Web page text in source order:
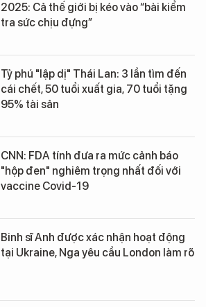
2025: Cả thế giới bị kéo vào “bài kiểm
tra sức chịu đựng”
Tỷ phú "lập dị" Thái Lan: 3 lần tìm đến
cái chết, 50 tuổi xuất gia, 70 tuổi tặng
95% tài sản
CNN: FDA tính đưa ra mức cảnh báo
"hộp đen" nghiêm trọng nhất đối với
vaccine Covid-19
Binh sĩ Anh được xác nhận hoạt động
tại Ukraine, Nga yêu cầu London làm rõ